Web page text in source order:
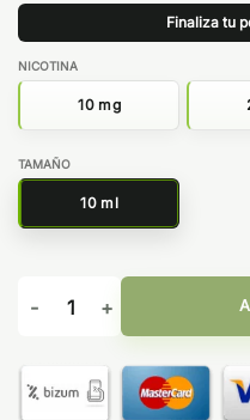
Finaliza tu
NICOTINA
10 mg
TAMAÑO
10 ml
Melon 10ml - MSTQ Juice